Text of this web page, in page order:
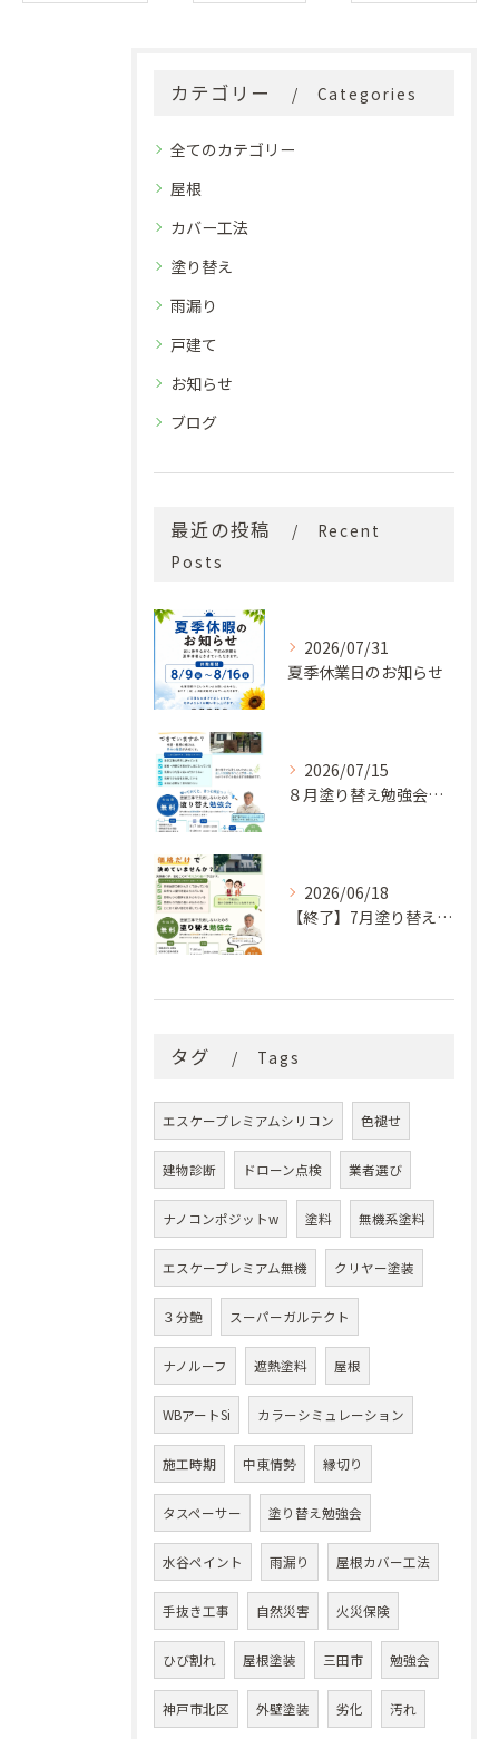
カテゴリー Categories
全てのカテゴリー
屋根
カバー工法
塗り替え
雨漏り
戸建て
お知らせ
ブログ
最近の投稿
Recent
Posts
2026/07/31
夏季休業日のお知らせ
2026/07/15
８月塗り替え勉強会開催のお知らせ
2026/06/18
【終了】7月塗り替え勉強会のお知らせ
タグ Tags
エスケープレミアムシリコン 色褪せ
建物診断 ドローン点検 業者選び
ナノコンポジットw 塗料 無機系塗料
エスケープレミアム無機 クリヤー塗装
３分艶 スーパーガルテクト
ナノルーフ 遮熱塗料 屋根
WBアートSi カラーシミュレーション
施工時期 中東情勢 縁切り
タスペーサー 塗り替え勉強会
水谷ペイント 雨漏り 屋根カバー工法
手抜き工事 自然災害 火災保険
ひび割れ 屋根塗装 三田市 勉強会
神戸市北区 外壁塗装 劣化 汚れ